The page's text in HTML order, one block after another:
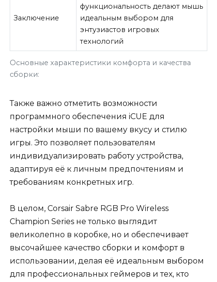
Основные характеристики комфорта и качества
сборки:
Заключение
функциональность делают мышь
идеальным выбором для
энтузиастов игровых
технологий
Также важно отметить возможности
программного обеспечения iCUE для
настройки мыши по вашему вкусу и стилю
игры. Это позволяет пользователям
индивидуализировать работу устройства,
адаптируя её к личным предпочтениям и
требованиям конкретных игр.
В целом, Corsair Sabre RGB Pro Wireless
Champion Series не только выглядит
великолепно в коробке, но и обеспечивает
высочайшее качество сборки и комфорт в
использовании, делая её идеальным выбором
для профессиональных геймеров и тех, кто